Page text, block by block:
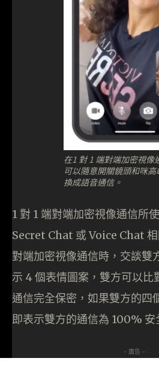
在1 對 1 端對端加密視像
可以隨意開關鏡頭和咪
換成語音通信。
1 對 1 端對端加密視像通信所
Secret Chat 或 Voice Chat 相
對端加密視像通信時，交談雙
示 4 個表情圖案，雙方可以比
通信完全保密，如果雙方的四
即表示雙方的通信為 100% 安
- 廣告 -